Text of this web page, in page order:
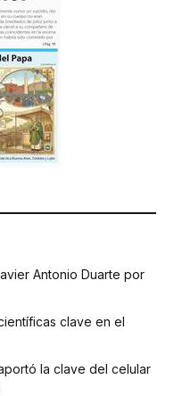
Antonio Duarte por
clave en el
la clave del celular